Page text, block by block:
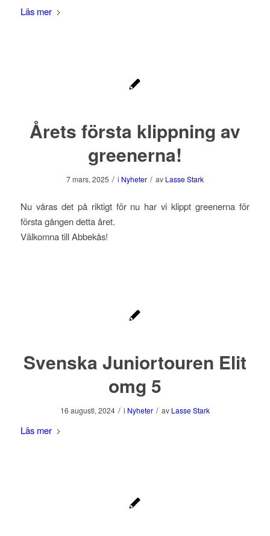
Läs mer
Årets första klippning av
greenerna!
7 mars, 2025 / i Nyheter / av Lasse Stark
Nu våras det på riktigt för nu har vi klippt greenerna för
första gången detta året.
Välkomna till Abbekås!
Svenska Juniortouren Elit
omg 5
16 augusti, 2024 / i Nyheter / av Lasse Stark
Läs mer